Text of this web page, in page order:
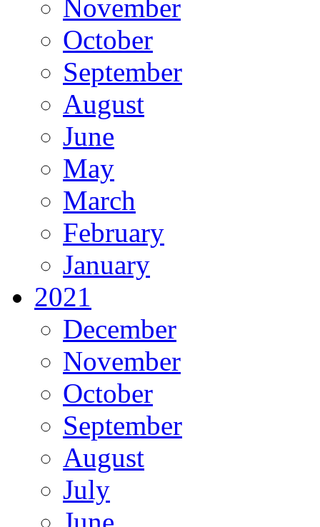
November
October
September
August
June
May
March
February
January
2021
December
November
October
September
August
July